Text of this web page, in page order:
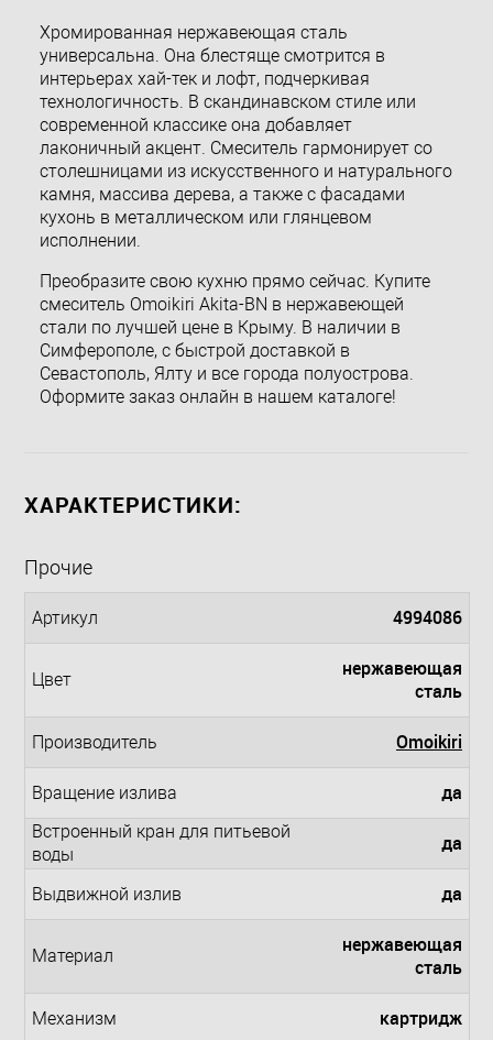
Хромированная нержавеющая сталь
универсальна. Она блестяще смотрится в
интерьерах хай-тек и лофт, подчеркивая
технологичность. В скандинавском стиле или
современной классике она добавляет
лаконичный акцент. Смеситель гармонирует со
столешницами из искусственного и натурального
камня, массива дерева, а также с фасадами
кухонь в металлическом или глянцевом
исполнении.
Преобразите свою кухню прямо сейчас. Купите
смеситель Omoikiri Akita-BN в нержавеющей
стали по лучшей цене в Крыму. В наличии в
Симферополе, с быстрой доставкой в
Севастополь, Ялту и все города полуострова.
Оформите заказ онлайн в нашем каталоге!
ХАРАКТЕРИСТИКИ:
Прочие
Артикул 4994086
Цвет
нержавеющая
сталь
Производитель Omoikiri
Вращение излива да
Встроенный кран для питьевой
воды
да
Выдвижной излив да
Материал
нержавеющая
сталь
Механизм картридж